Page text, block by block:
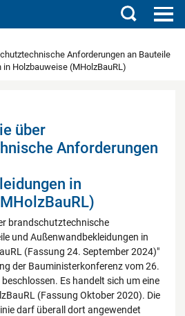
Suchen
Anforderungen an Bauteile
Holzbauweise (MHolzBauRL)
über
Anforderungen
in
brandschutztechnische
und Außenwandbekleidungen in
(Fassung 24. September 2024)"
der Bauministerkonferenz vom 26.
Es handelt sich um eine
(Fassung Oktober 2020). Die
darf überall dort angewendet